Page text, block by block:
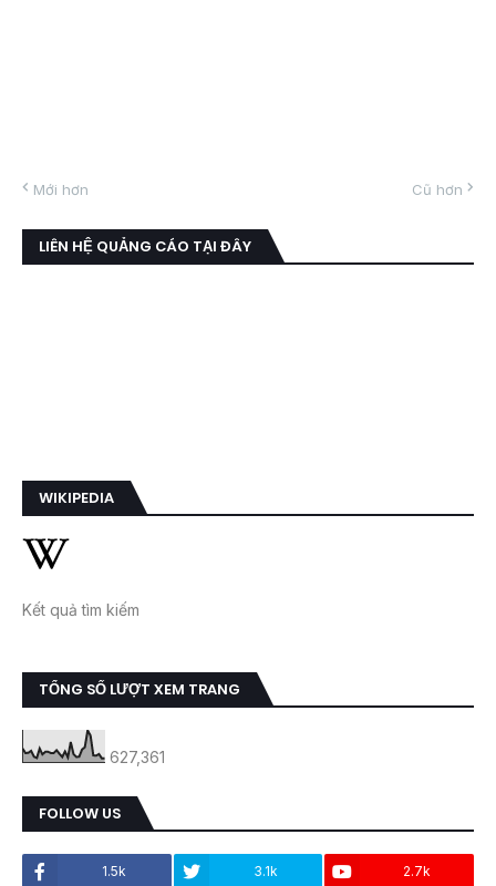
Mới hơn Cũ hơn
LIÊN HỆ QUẢNG CÁO TẠI ĐÂY
WIKIPEDIA
Kết quả tìm kiếm
TỔNG SỐ LƯỢT XEM TRANG
627,361
FOLLOW US
1.5k 3.1k 2.7k